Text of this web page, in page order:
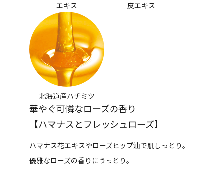
エキス
皮エキス
北海道産ハチミツ
華やぐ可憐なローズの香り
【ハマナスとフレッシュローズ】
ハマナス花エキスやローズヒップ油で肌しっとり。
優雅なローズの香りにうっとり。